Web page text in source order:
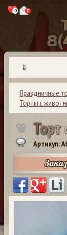
0 0
8(
⇓
Праздничные
Торты с
Торт
Артикул: